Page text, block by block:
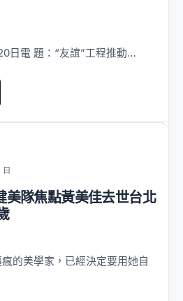
日電 題：“友誼”工程推動…
美隊焦點黃美佳去世台北
的美學家，已經決定要用她自